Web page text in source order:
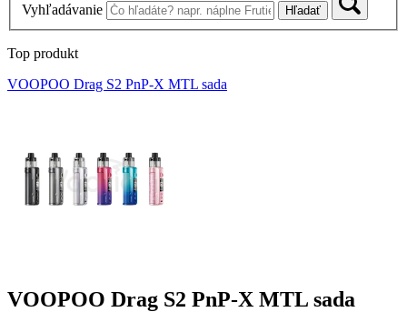
Vyhľadávanie Hľadať
Top produkt
VOOPOO Drag S2 PnP-X MTL sada
VOOPOO Drag S2 PnP-X MTL sada